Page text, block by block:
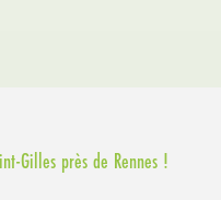
Gilles près de Rennes !